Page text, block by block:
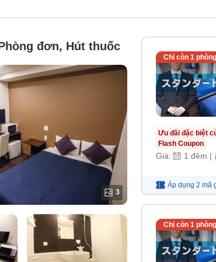
đơn, Hút thuốc
3
Chỉ còn 1
Ưu đãi đặc biệt
Flash Coupon
Giá: 1 đêm |
Áp dụng 2 mã
Chỉ còn 1